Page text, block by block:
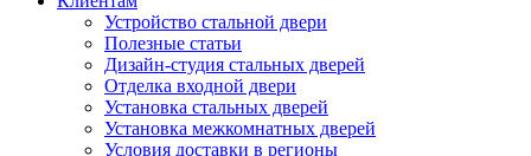
Устройство стальной двери
Полезные статьи
Дизайн-студия стальных дверей
Отделка входной двери
Установка стальных дверей
Установка межкомнатных дверей
Условия доставки в регионы